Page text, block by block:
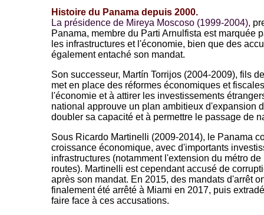
Histoire du Panama depuis 2000.
La présidence de Mireya Moscoso (1999-2004),
Panama, membre du Parti Arnulfista est marquée
les infrastructures et l'économie, bien que des
également entaché son mandat.
Son successeur, Martín Torrijos (2004-2009), fils
met en place des réformes économiques et
l'économie et à attirer les investissements
national approuve un plan ambitieux d'expansion
doubler sa capacité et à permettre le passage de
Sous Ricardo Martinelli (2009-2014), le Panama
croissance économique, avec d'importants
infrastructures (notamment l'extension du métro
routes). Martinelli est cependant accusé de
après son mandat. En 2015, des mandats d'arrêt
finalement été arrêté à Miami en 2017, puis
faire face à ces accusations.